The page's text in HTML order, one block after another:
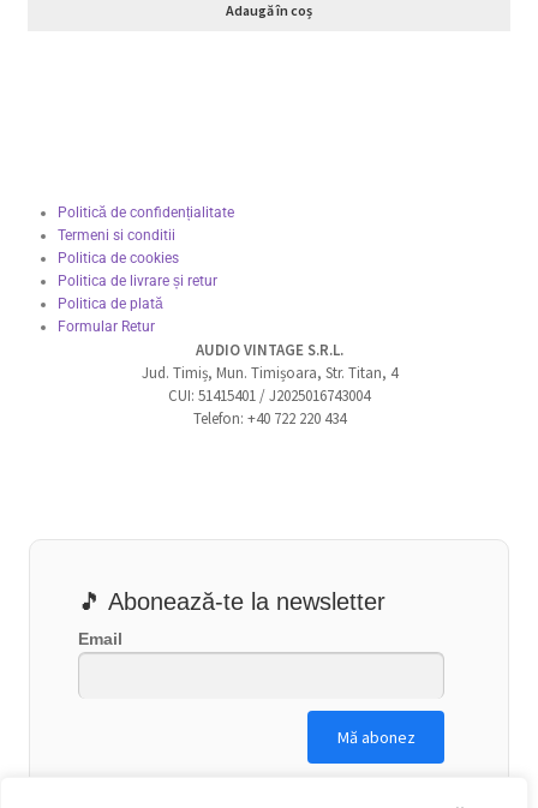
Adaugă în coș
Politică de confidențialitate
Termeni si conditii
Politica de cookies
Politica de livrare și retur
Politica de plată
Formular Retur
AUDIO VINTAGE S.R.L.
Jud. Timiș, Mun. Timișoara, Str. Titan, 4
CUI: 51415401 / J2025016743004
Telefon: +40 722 220 434
🎵 Abonează-te la newsletter
Email